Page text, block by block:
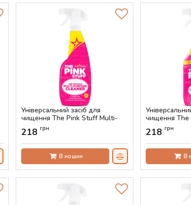
Універсальний засіб для
чищення The Pink Stuff Multi-
Purpose Cleaner, 750 мл
Артикул:
218 грн
В кошик
чищення
Purpose
Артикул:
218 грн
В